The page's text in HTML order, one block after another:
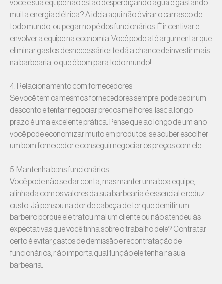
você e sua equipe não estão desperdiçando água e gastando
muita energia elétrica? A ideia aqui não é virar o carrasco de
todo mundo, ou pegar no pé dos funcionários. É incentivar e
envolver a equipe na economia. Você pode até argumentar que
eliminar gastos desnecessários te dá a chance de investir mais
na barbearia, o que é bom para todo mundo!
4. Relacionamento com fornecedores
Se você tem os mesmos fornecedores sempre, pode pedir um
desconto e tentar negociar preços melhores. Isso a longo
prazo é uma excelente prática. Pense que ao longo de um ano
você pode economizar muito em produtos, se souber escolher
um bom fornecedor e conseguir negociar os preços com ele.
5. Mantenha bons funcionários
Você pode não se dar conta, mas manter uma boa equipe,
alinhada com os valores da sua barbearia é essencial e reduz
custo. Já pensou na dor de cabeça de ter que demitir um
barbeiro porque ele tratou mal um cliente ou não atendeu às
expectativas que você tinha sobre o trabalho dele? Contratar
certo é evitar gastos de demissão e recontratação de
funcionários, não importa qual função ele tenha na sua
barbearia.